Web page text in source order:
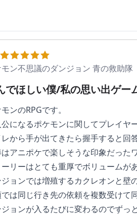
ン不思議のダンジョン 青の救助隊
でほしい僕/私の思い出ゲー
ンのRPGです。
になるポケモンに関してプレイヤ
レから手が出てきたら握手すると回
アニポケで楽しそうな印象だった
リーはとても重厚でボリュームが
ジョンでは増殖するカクレオンと壁
は同じ行き先の依頼を複数受けて
ジョンが入るたびに変わるのでずっ